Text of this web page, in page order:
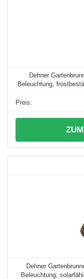
Dehner
Beleuchtung,
Dehner
Beleuchtung,